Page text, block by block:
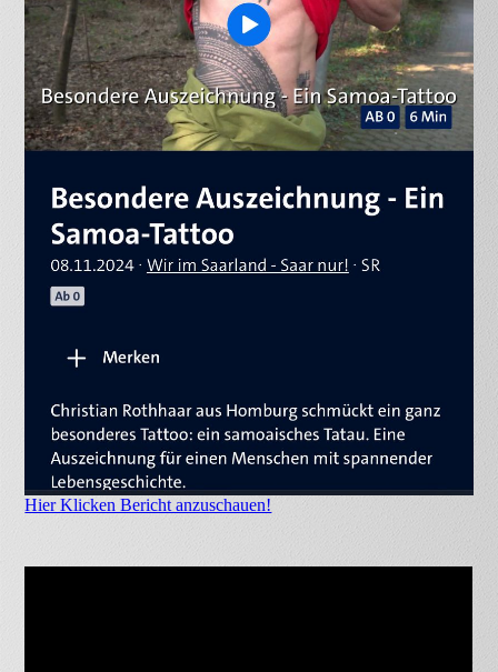
Hier Klicken Bericht anzuschauen!